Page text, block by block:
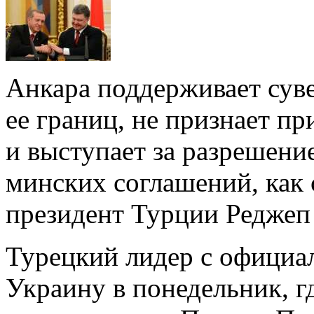
Анкара поддерживает
ее границ, не признает
и выступает за
минских соглашений, как
президент Турции
Турецкий лидер с
Украину в понедельник,